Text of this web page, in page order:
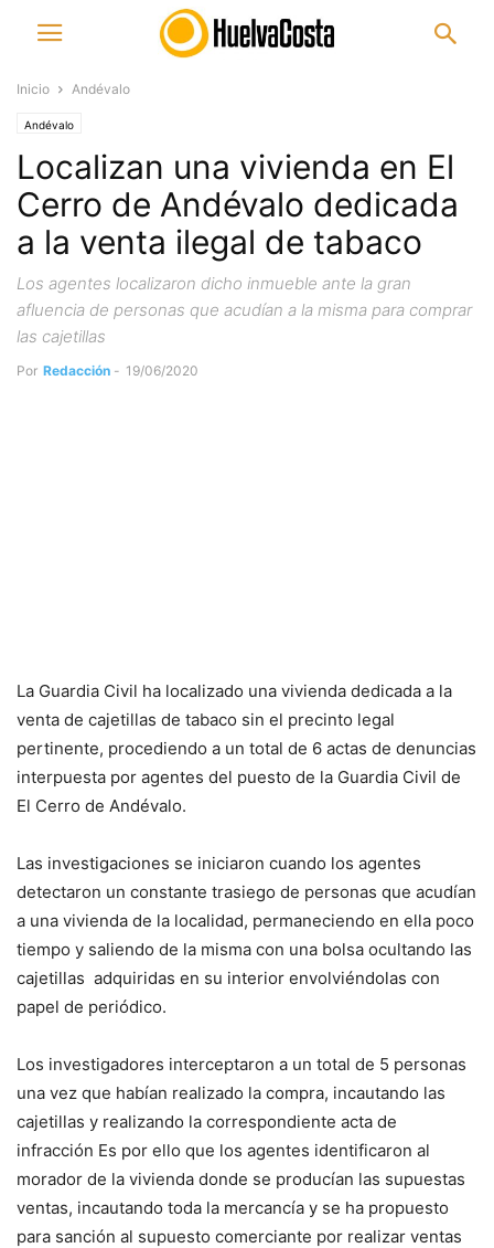
Inicio Andévalo
Andévalo
Localizan una vivienda en El
Cerro de Andévalo dedicada
a la venta ilegal de tabaco
Los agentes localizaron dicho inmueble ante la gran
afluencia de personas que acudían a la misma para comprar
las cajetillas
Por Redacción - 19/06/2020
La Guardia Civil ha localizado una vivienda dedicada a la
venta de cajetillas de tabaco sin el precinto legal
pertinente, procediendo a un total de 6 actas de denuncias
interpuesta por agentes del puesto de la Guardia Civil de
El Cerro de Andévalo.
Las investigaciones se iniciaron cuando los agentes
detectaron un constante trasiego de personas que acudían
a una vivienda de la localidad, permaneciendo en ella poco
tiempo y saliendo de la misma con una bolsa ocultando las
cajetillas adquiridas en su interior envolviéndolas con
papel de periódico.
Los investigadores interceptaron a un total de 5 personas
una vez que habían realizado la compra, incautando las
cajetillas y realizando la correspondiente acta de
infracción Es por ello que los agentes identificaron al
morador de la vivienda donde se producían las supuestas
ventas, incautando toda la mercancía y se ha propuesto
para sanción al supuesto comerciante por realizar ventas